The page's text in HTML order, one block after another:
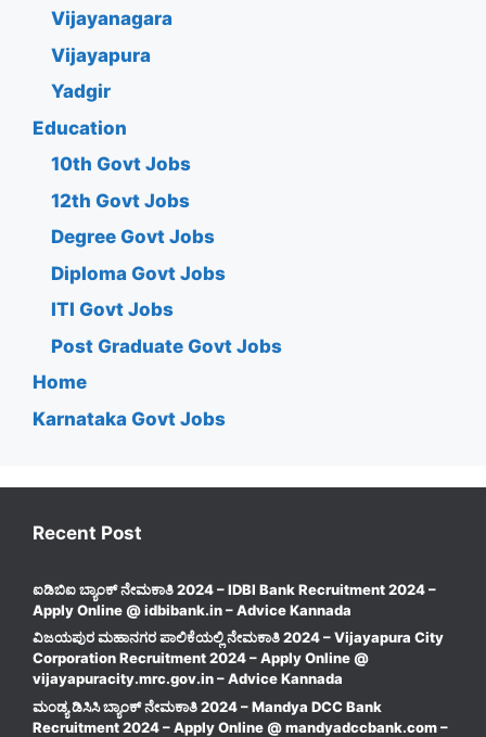
Vijayanagara
Vijayapura
Yadgir
Education
10th Govt Jobs
12th Govt Jobs
Degree Govt Jobs
Diploma Govt Jobs
ITI Govt Jobs
Post Graduate Govt Jobs
Home
Karnataka Govt Jobs
Recent Post
ಐಡಿಬಿಐ ಬ್ಯಾಂಕ್ ನೇಮಕಾತಿ 2024 – IDBI Bank Recruitment 2024 –
Apply Online @ idbibank.in – Advice Kannada
ವಿಜಯಪುರ ಮಹಾನಗರ ಪಾಲಿಕೆಯಲ್ಲಿ ನೇಮಕಾತಿ 2024 – Vijayapura City
Corporation Recruitment 2024 – Apply Online @
vijayapuracity.mrc.gov.in – Advice Kannada
ಮಂಡ್ಯ ಡಿಸಿಸಿ ಬ್ಯಾಂಕ್ ನೇಮಕಾತಿ 2024 – Mandya DCC Bank
Recruitment 2024 – Apply Online @ mandyadccbank.com –